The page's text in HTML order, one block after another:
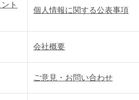
ト
個人情報に関する公表事項
会社概要
ご意見・お問い合わせ